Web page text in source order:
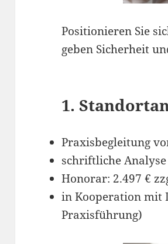
Positionieren Sie
geben Sicherheit
1.
Praxisbegleitung
schriftliche Analyse
Honorar: 2.497 €
in Kooperation mit
Praxisführung)